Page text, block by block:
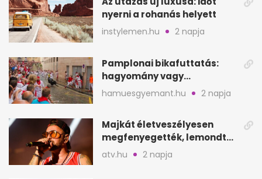
nyerni a rohanás helyett
instylemen.hu 2 napja
Pamplonai bikafuttatás:
hagyomány vagy
értelmetlen vérontás?
hamuesgyemant.hu 2 napja
Majkát életveszélyesen
megfenyegették, lemondta
a sepsiszentgyörgyi
atv.hu 2 napja